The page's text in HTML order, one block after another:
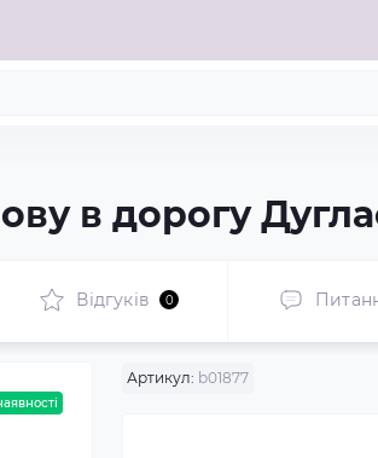
в дорогу
Відгуків 0
Артикул: b01877